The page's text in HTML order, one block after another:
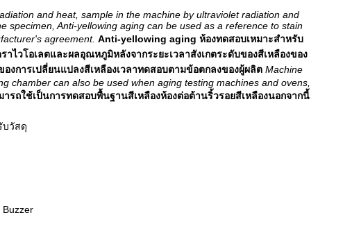
and heat, sample in the machine by ultraviolet radiation and
Anti-yellowing aging can be used as a reference to stain
agreement. Anti-yellowing aging ห้องทดสอบเหมาะสำหรับ
ไวโอเลตและผลอุณหภูมิหลังจากระยะเวลาสังเกตระดับของสีเหลืองของ
งการเปลี่ยนแปลงสีเหลืองเวลาทดสอบตามข้อตกลงของผู้ผลิต Machine
chamber can also be used when aging testing machines and ovens,
รถใช้เป็นการทดสอบพื้นฐานสีเหลืองห้องต่อต้านริ้วรอยสีเหลืองนอกจากนี้
บวัสดุ